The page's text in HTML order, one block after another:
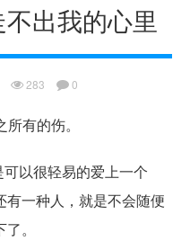
出我的心里
283 0
有的伤。
以很轻易的爱上一个
有一种人，就是不会随便
。